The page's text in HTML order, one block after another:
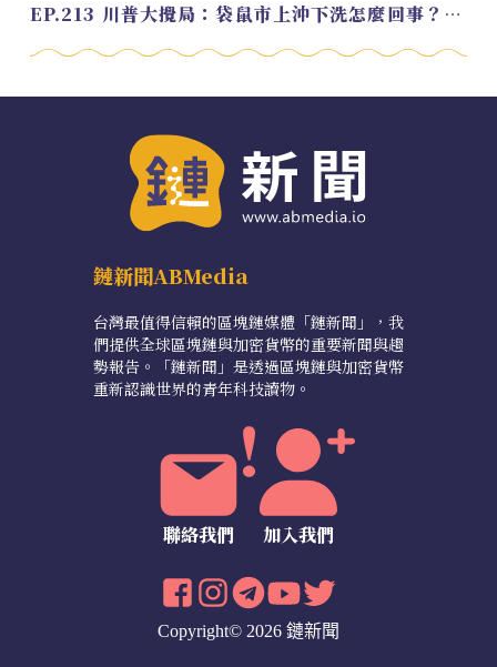
EP.213 川普大攪局：袋鼠市上沖下洗怎麼回事？feat. Alvin
鏈新聞ABMedia
台灣最值得信賴的區塊鏈媒體「鏈新聞」，我
們提供全球區塊鏈與加密貨幣的重要新聞與趨
勢報告。「鏈新聞」是透過區塊鏈與加密貨幣
重新認識世界的青年科技讀物。
聯絡我們 加入我們
Copyright© 2026 鏈新聞